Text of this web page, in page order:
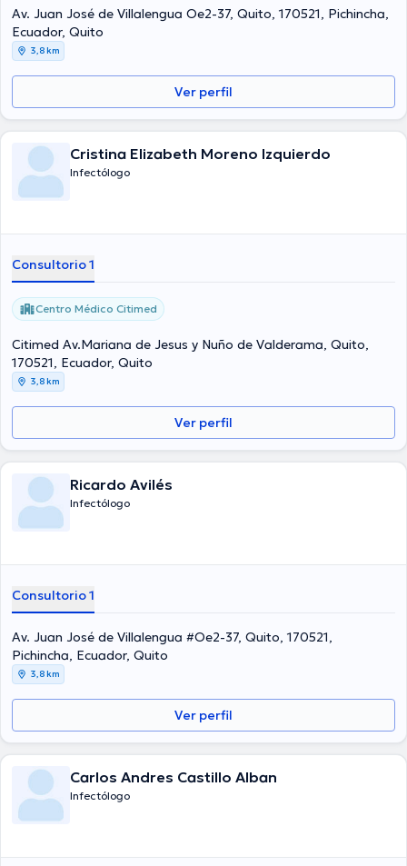
Adriana Verónica Arnao Noboa ha contribuido en abundantes
conferencias con el objetivo de tener una formación continua en su
disciplina de especialización y ha anunciado importantes
comunicados.
Av. Juan José de Villalengua Oe2-37, Quito, 170521, Pichincha,
Ecuador, Quito
3,8 km
Ver perfil
Cristina Elizabeth Moreno Izquierdo
Infectólogo
Consultorio 1
Centro Médico Citimed
Citimed Av.Mariana de Jesus y Nuño de Valderama, Quito,
170521, Ecuador, Quito
3,8 km
Ver perfil
Ricardo Avilés
Infectólogo
Consultorio 1
Av. Juan José de Villalengua #Oe2-37, Quito, 170521,
Pichincha, Ecuador, Quito
3,8 km
Ver perfil
Carlos Andres Castillo Alban
Infectólogo